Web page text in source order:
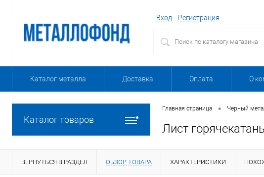
Вход Регистрация
Каталог металла Доставка Оплата О
Каталог товаров
Главная страница • Черный
Лист
ВЕРНУТЬСЯ В РАЗДЕЛ ОБЗОР ТОВАРА ХАРАКТЕРИСТИКИ